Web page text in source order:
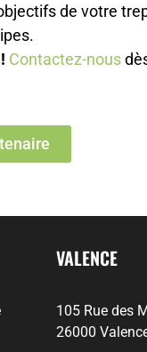
de votre
Contactez-nous
VALENCE
105 Rue des
26000